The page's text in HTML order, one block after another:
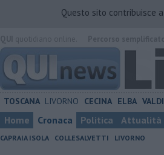
Questo sito contribuisce
TOSCANA LIVORNO CECINA ELBA
Home Cronaca Politica Attualità
CAPRAIA ISOLA COLLESALVETTI LIVORNO